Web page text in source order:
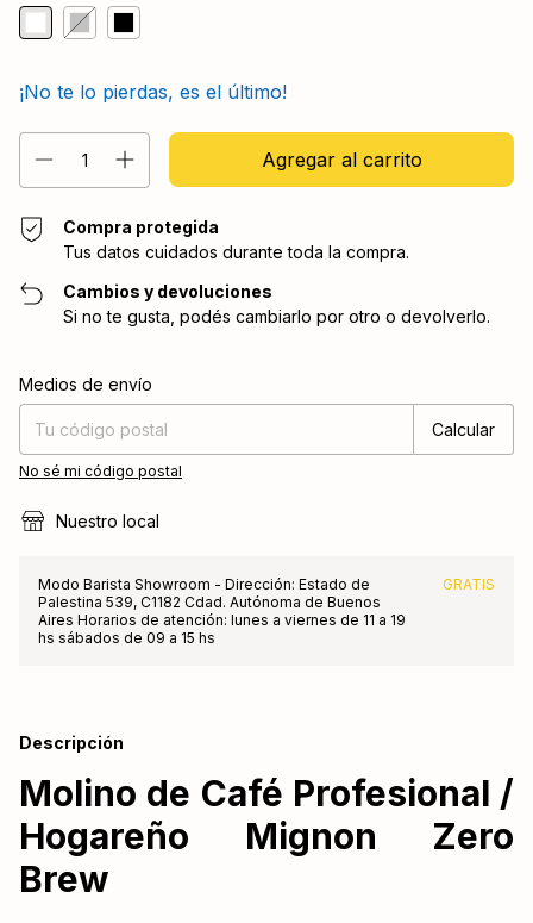
¡No te lo pierdas, es el último!
Compra protegida
Tus datos cuidados durante toda la compra.
Cambios y devoluciones
Si no te gusta, podés cambiarlo por otro o devolverlo.
Entregas para el CP:
Medios de envío
Calcular
No sé mi código postal
Nuestro local
Modo Barista Showroom - Dirección: Estado de
Palestina 539, C1182 Cdad. Autónoma de Buenos
Aires Horarios de atención: lunes a viernes de 11 a 19
hs sábados de 09 a 15 hs
GRATIS
Descripción
Molino de Café Profesional /
Hogareño Mignon Zero
Brew